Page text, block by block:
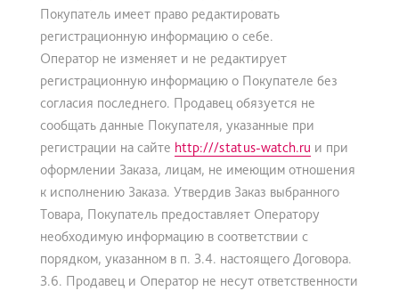
Покупатель имеет право редактировать
регистрационную информацию о себе.
Оператор не изменяет и не редактирует
регистрационную информацию о Покупателе без
согласия последнего. Продавец обязуется не
сообщать данные Покупателя, указанные при
регистрации на сайте http:///status-watch.ru и при
оформлении Заказа, лицам, не имеющим отношения
к исполнению Заказа. Утвердив Заказ выбранного
Товара, Покупатель предоставляет Оператору
необходимую информацию в соответствии с
порядком, указанном в п. 3.4. настоящего Договора.
3.6. Продавец и Оператор не несут ответственности